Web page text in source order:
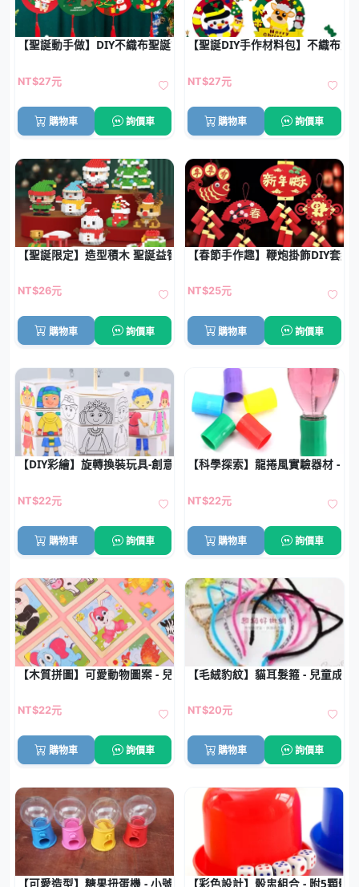
【聖誕動手做】DIY不織布聖誕節掛飾 小學禮品 美勞材料包
NT$27元
購物車 詢價車
【聖誕DIY手作材料包】不織布
NT$27元
購物車 詢價車
【聖誕限定】造型積木 聖誕益智拼裝DIY
NT$26元
購物車 詢價車
【春節手作趣】鞭炮掛飾DIY套
NT$25元
購物車 詢價車
【DIY彩繪】旋轉換裝玩具-創意美勞手工
NT$22元
購物車 詢價車
【科學探索】龍捲風實驗器材 -
NT$22元
購物車 詢價車
【木質拼圖】可愛動物圖案 - 兒童益智玩具 (9片)
NT$22元
購物車 詢價車
【毛絨豹紋】貓耳髮箍 - 兒童成
NT$20元
購物車 詢價車
【可愛造型】糖果扭蛋機 - 小號糖果收納盒【彩色設計】骰盅組合 - 附5顆骰